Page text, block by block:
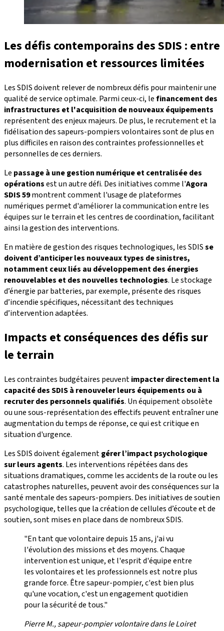
Les défis contemporains des SDIS : entre
modernisation et ressources limitées
Les SDIS doivent relever de nombreux défis pour maintenir une
qualité de service optimale. Parmi ceux-ci, lefinancement des
infrastructures et l'acquisition de nouveaux équipements
représentent des enjeux majeurs. De plus, le recrutement et la
fidélisation des sapeurs-pompiers volontaires sont de plus en
plus difficiles en raison des contraintes professionnelles et
personnelles de ces derniers.
Le passage à une gestion numérique et centralisée des
opérationsest un autre défi. Des initiatives comme l'Agora
SDIS 59montrent comment l'usage de plateformes
numériques permet d'améliorer la communication entre les
équipes sur le terrain et les centres de coordination, facilitant
ainsi la gestion des interventions.
En matière de gestion des risques technologiques, les SDISse
doivent d’anticiper les nouveaux types de sinistres,
notamment ceux liés au développement des énergies
renouvelables et des nouvelles technologies. Le stockage
d’énergie par batteries, par exemple, présente des risques
d’incendie spécifiques, nécessitant des techniques
d’intervention adaptées.
Impacts et conséquences des défis sur
le terrain
Les contraintes budgétaires peuventimpacter directement la
capacité des SDIS à renouveler leurs équipements ou à
recruter des personnels qualifiés. Un équipement obsolète
ou une sous-représentation des effectifs peuvent entraîner une
augmentation du temps de réponse, ce qui est critique en
situation d'urgence.
Les SDIS doivent égalementgérer l’impact psychologique
sur leurs agents. Les interventions répétées dans des
situations dramatiques, comme les accidents de la route ou les
catastrophes naturelles, peuvent avoir des conséquences sur la
santé mentale des sapeurs-pompiers. Des initiatives de soutien
psychologique, telles que la création de cellules d’écoute et de
soutien, sont mises en place dans de nombreux SDIS.
"En tant que volontaire depuis 15 ans, j'ai vu
l'évolution des missions et des moyens. Chaque
intervention est unique, et l'esprit d'équipe entre
les volontaires et les professionnels est notre plus
grande force. Être sapeur-pompier, c'est bien plus
qu'une vocation, c'est un engagement quotidien
pour la sécurité de tous."
Pierre M., sapeur-pompier volontaire dans le Loiret